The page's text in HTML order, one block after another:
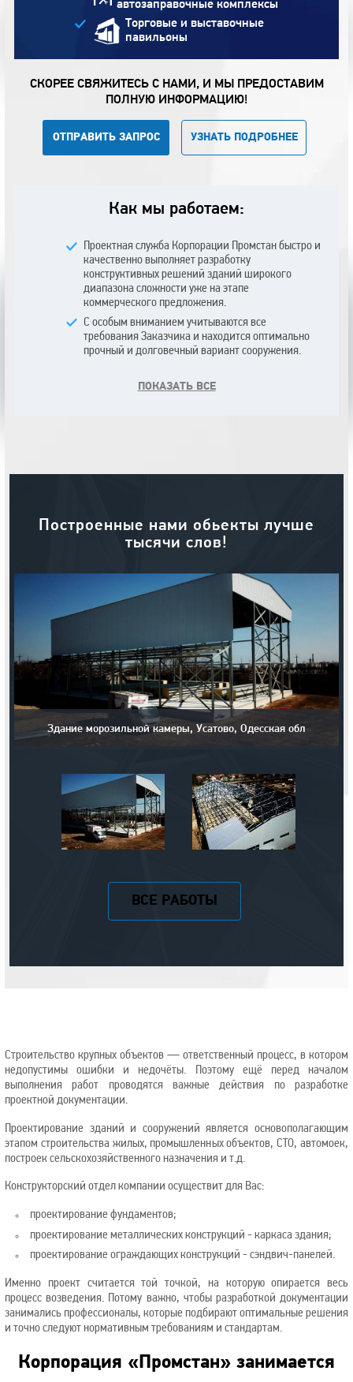
автозаправочные комплексы
Торговые и выставочные
павильоны
СКОРЕЕ СВЯЖИТЕСЬ С НАМИ, И МЫ ПРЕДОСТАВИМ
ПОЛНУЮ ИНФОРМАЦИЮ!
ОТПРАВИТЬ ЗАПРОС УЗНАТЬ ПОДРОБНЕЕ
Как мы работаем:
Проектная служба Корпорации Промстан быстро и
качественно выполняет разработку
конструктивных решений зданий широкого
диапазона сложности уже на этапе
коммерческого предложения.
С особым вниманием учитываются все
требования Заказчика и находится оптимально
прочный и долговечный вариант сооружения.
вариантам нагружения с последующим анализом
помощью передовых систем
существующими и овладении новыми
электронными инструментами: SCAD Office,
ЛИРА-САПТ, Autodesk Robot Structural Analysis.
Заказчику предоставляется графическое
отображение глубоко проработанной 3D модели.
ПОКАЗАТЬ ВСЕ
Построенные нами обьекты лучше
тысячи слов!
Здание морозильной камеры, Усатово, Одесская обл
ВСЕ РАБОТЫ
Строительство крупных объектов — ответственный процесс, в котором
недопустимы ошибки и недочёты. Поэтому ещё перед началом
выполнения работ проводятся важные действия по разработке
проектной документации.
Проектирование зданий и сооружений является основополагающим
этапом строительства жилых, промышленных объектов, СТО, автомоек,
построек сельскохозяйственного назначения и т.д.
Конструкторский отдел компании осуществит для Вас:
проектирование фундаментов;
проектирование металлических конструкций - каркаса здания;
проектирование ограждающих конструкций - сэндвич-панелей.
Именно проект считается той точкой, на которую опирается весь
процесс возведения. Потому важно, чтобы разработкой документации
занимались профессионалы, которые подбирают оптимальные решения
и точно следуют нормативным требованиям и стандартам.
Корпорация «Промстан» занимается